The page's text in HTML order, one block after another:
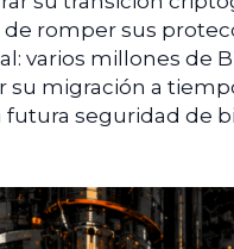
romper sus
varios millones de
migración a
seguridad de